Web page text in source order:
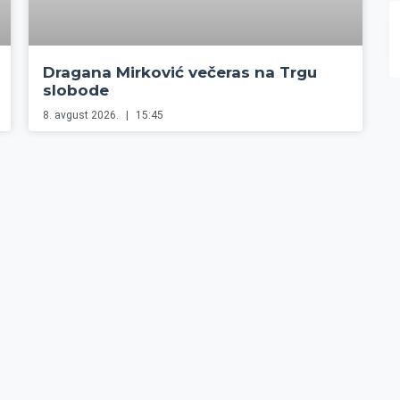
Dragana Mirković večeras na Trgu
slobode
8. avgust 2026. 15:45